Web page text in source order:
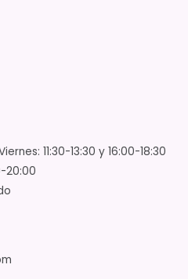
11:30-13:30 y 16:00-18:30
20:00